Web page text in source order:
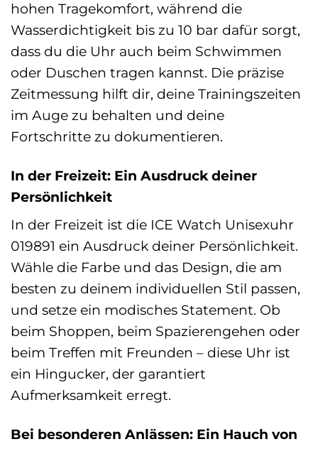
hohen Tragekomfort, während die
Wasserdichtigkeit bis zu 10 bar dafür sorgt,
dass du die Uhr auch beim Schwimmen
oder Duschen tragen kannst. Die präzise
Zeitmessung hilft dir, deine Trainingszeiten
im Auge zu behalten und deine
Fortschritte zu dokumentieren.
In der Freizeit: Ein Ausdruck deiner
Persönlichkeit
In der Freizeit ist die ICE Watch Unisexuhr
019891 ein Ausdruck deiner Persönlichkeit.
Wähle die Farbe und das Design, die am
besten zu deinem individuellen Stil passen,
und setze ein modisches Statement. Ob
beim Shoppen, beim Spazierengehen oder
beim Treffen mit Freunden – diese Uhr ist
ein Hingucker, der garantiert
Aufmerksamkeit erregt.
Bei besonderen Anlässen: Ein Hauch von